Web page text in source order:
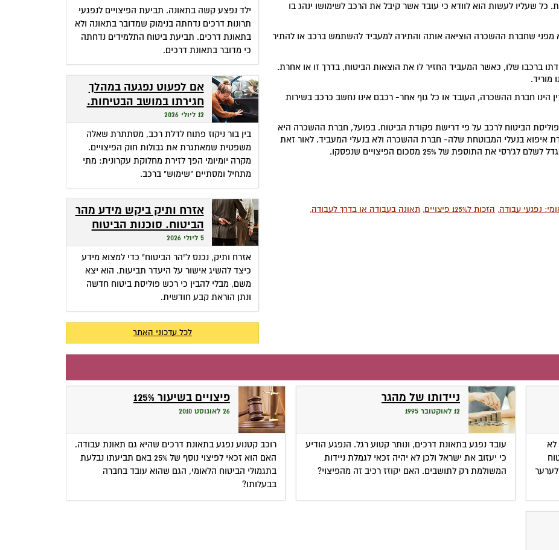
כל שעליו לעשות הוא לוודא כי עובד אשר קיבל את הרכב לשימושו ינהג בו
מפני שחברת ההשכרה הוציאה אותה והתירה למעביד להשתמש ברכב או להתיר
ברכבו שלו, כאשר המעביד החזיר לו את הוצאות הביטוח, בדרך זו או אחרת.
מוריד.
הינו חברת ההשכרה, העובד או כל גוף אחר- רכבם אינו נחשב כרכב בשירות
הביטוח לרכב על פי דרישת פקודת הביטוח. בפועל, חברת ההשכרה היא
איפוא בנעלי המבוטחת שלה- חברת ההשכרה ולא בנעלי המעביד. לאור זאת
התוספת של 25% מסכום הפיצויים שנפסקו.
נפגעי עבודה, הזכות ל125% פיצויים , תאונה בעבודה או בדרך לעבודה,
ילד נפצע קשה בתאונה. תביעת הפיצויים לנפגעי
תרונות דרכים נדחתה בנימוק שמדובר בתאונה ולא
בתאונת דרכים. תביעת ביטוח התלמידים נדחתה
כי מדובר בתאונת דרכים.
אם לפעוט נפגעה במהלך
חגירתו במושב הבטיחות.
האם זכאית לפיצויים?
12 ליולי 2026
בין בור ניקוז פתוח לדלת רכב, מסתתרת שאלה
משפטית שמאתגרת את גבולות חוק הפיצויים.
מקרה יומיומי הפך לזירת מחלוקת עקרונית: מתי
מתחיל ומסתיים "שימוש" ברכב.
אזרח ותיק ביקש מידע מהר
הביטוח. סוכנות הביטוח
גבתה מחשבונו פרמיות
5 ליולי 2026
אזרח ותיק, נכנס ל"הר הביטוח" כדי למצוא מידע
כיצד להשיג אישור על היעדר תביעות. הוא יצא
משם, מבלי להבין כי רכש פוליסת ביטוח חדשה
ונתן הוראת קבע חודשית.
לכל עדכוני האתר
לא
ניידותו של מהגר
12 לאוקטובר 1995
עובד נפגע בתאונת דרכים, ונותר קטוע רגל. הנפגע הודיע
כי יעזוב את ישראל ולכן לא יהיה זכאי לגמלת ניידות
המשולמת רק לתושבים. האם יקוזז רכיב זה מהפיצוי?
פיצויים בשיעור 125%
26 לאוגוסט 2010
רוכב קטנוע נפגע בתאונת דרכים שהיא גם תאונת עבודה.
האם הוא זכאי לפיצוי נוסף של 25% באם תביעתו נבלעת
בתגמולי הביטוח הלאומי, הגם שהוא עובד בחברה
בבעלותו?